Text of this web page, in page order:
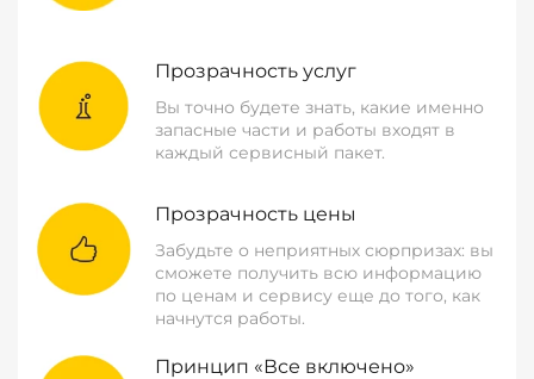
Прозрачность услуг
Вы точно будете знать, какие именно
запасные части и работы входят в
каждый сервисный пакет.
Прозрачность цены
Забудьте о неприятных сюрпризах: вы
сможете получить всю информацию
по ценам и сервису еще до того, как
начнутся работы.
Принцип «Все включено»